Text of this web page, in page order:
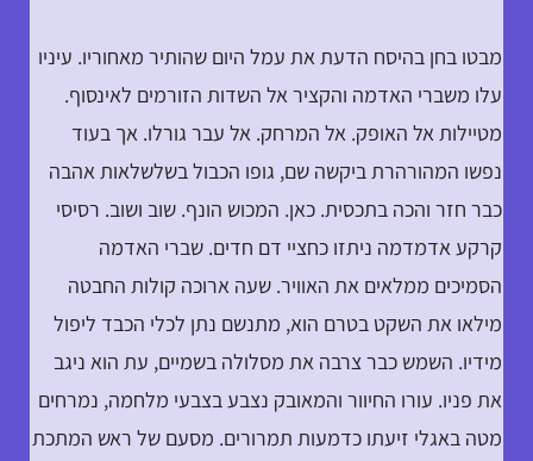
מבטו בחן בהיסח הדעת את עמל היום שהותיר מאחוריו. עיניו
עלו משברי האדמה והקציר אל השדות הזורמים לאינסוף.
מטיילות אל האופק. אל המרחק. אל עבר גורלו. אך בעוד
נפשו המהורהרת ביקשה שם, גופו הכבול בשלשלאות אהבה
כבר חזר והכה בתכסית. כאן. המכוש הונף. שוב ושוב. רסיסי
קרקע אדמדמה ניתזו כחציי דם חדים. שברי האדמה
הסמיכים ממלאים את האוויר. שעה ארוכה קולות החבטה
מילאו את השקט בטרם הוא, מתנשם נתן לכלי הכבד ליפול
מידיו. השמש כבר צרבה את מסלולה בשמיים, עת הוא ניגב
את פניו. עורו החיוור והמאובק נצבע בצבעי מלחמה, נמרחים
מטה באגלי זיעתו כדמעות תמרורים. מסעם של ראש המתכת